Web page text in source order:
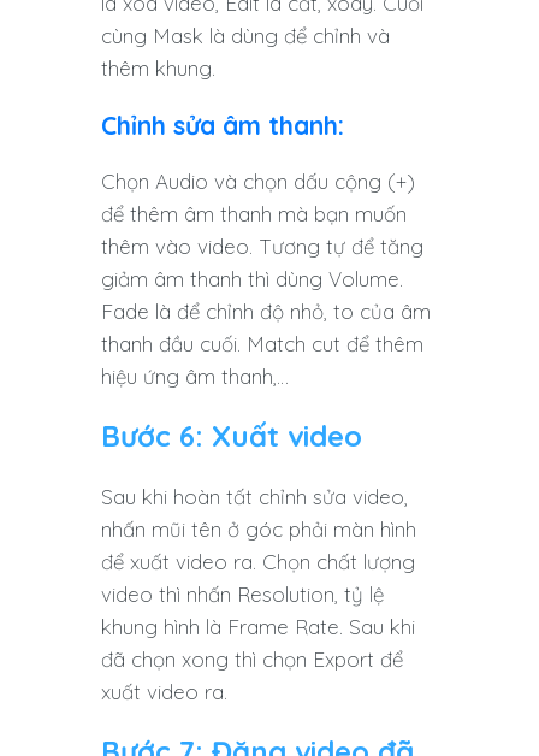
cùng Mask là dùng để chỉnh và
thêm khung.
Chỉnh sửa âm thanh:
Chọn Audio và chọn dấu cộng (+)
để thêm âm thanh mà bạn muốn
thêm vào video. Tương tự để tăng
giảm âm thanh thì dùng Volume.
Fade là để chỉnh độ nhỏ, to của âm
thanh đầu cuối. Match cut để thêm
hiệu ứng âm thanh,…
Bước 6: Xuất video
Sau khi hoàn tất chỉnh sửa video,
nhấn mũi tên ở góc phải màn hình
để xuất video ra. Chọn chất lượng
video thì nhấn Resolution, tỷ lệ
khung hình là Frame Rate. Sau khi
đã chọn xong thì chọn Export để
xuất video ra.